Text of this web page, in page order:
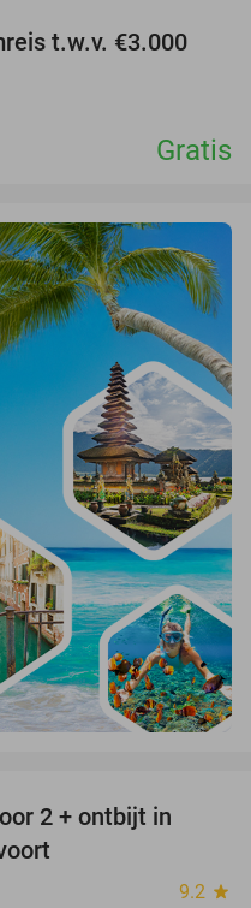
t.w.v. €3.000
Gratis
2 + ontbijt in
9.2 star